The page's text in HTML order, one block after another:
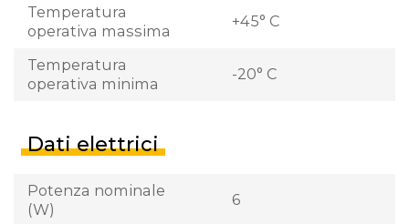
Temperatura
operativa massima
+45° C
Temperatura
operativa minima
-20° C
Dati elettrici
Potenza nominale
(W)
6